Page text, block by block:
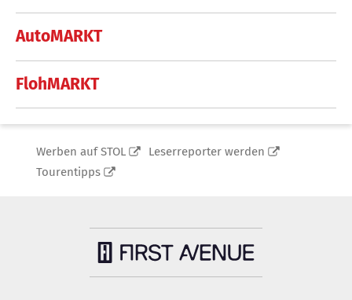
AutoMARKT
FlohMARKT
Werben auf STOL
Leserreporter werden
Tourentipps